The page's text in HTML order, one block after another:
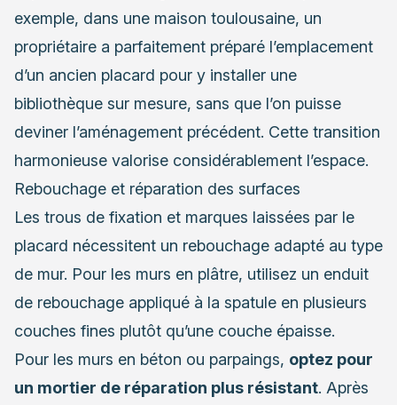
exemple, dans une maison toulousaine, un
propriétaire a parfaitement préparé l’emplacement
d’un ancien placard pour y installer une
bibliothèque sur mesure, sans que l’on puisse
deviner l’aménagement précédent. Cette transition
harmonieuse valorise considérablement l’espace.
Rebouchage et réparation des surfaces
Les trous de fixation et marques laissées par le
placard nécessitent un rebouchage adapté au type
de mur. Pour les murs en plâtre, utilisez un enduit
de rebouchage appliqué à la spatule en plusieurs
couches fines plutôt qu’une couche épaisse.
Pour les murs en béton ou parpaings, optez pour
un mortier de réparation plus résistant. Après